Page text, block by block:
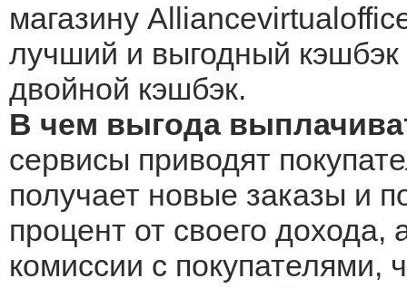
магазину
лучший и выгодный
двойной кэшбэк.
В чем выгода
сервисы приводят
получает новые заказы и
процент от своего
комиссии с покупателями,